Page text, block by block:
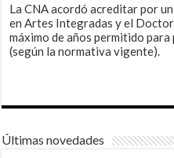
La CNA acordó acreditar por
en Artes Integradas y el
máximo de años permitido
(según la normativa vigente).
Últimas novedades